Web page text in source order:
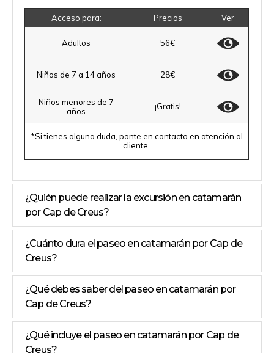
*Si tienes alguna duda, ponte en contacto en atención al
cliente.
Acceso para: Precios Ver
Adultos 56€
Niños de 7 a 14 años 28€
Niños menores de 7
años
¡Gratis!
¿Quién puede realizar la excursión en catamarán
por Cap de Creus?
¿Cuánto dura el paseo en catamarán por Cap de
Creus?
¿Qué debes saber del paseo en catamarán por
Cap de Creus?
¿Qué incluye el paseo en catamarán por Cap de
Creus?